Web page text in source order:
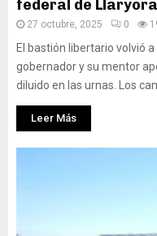
federal de Llaryora
27 octubre, 2025 0
El bastión libertario volvió
gobernador y su mentor
diluido en las urnas. Los
Leer Más